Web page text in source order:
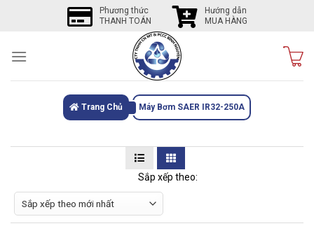
Phương thức
THANH TOÁN
Hướng dẫn
MUA HÀNG
Trang Chủ Máy Bơm SAER IR32-250A
Sắp xếp theo: